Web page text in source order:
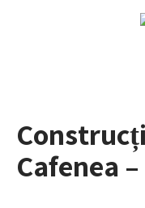
Cafenea